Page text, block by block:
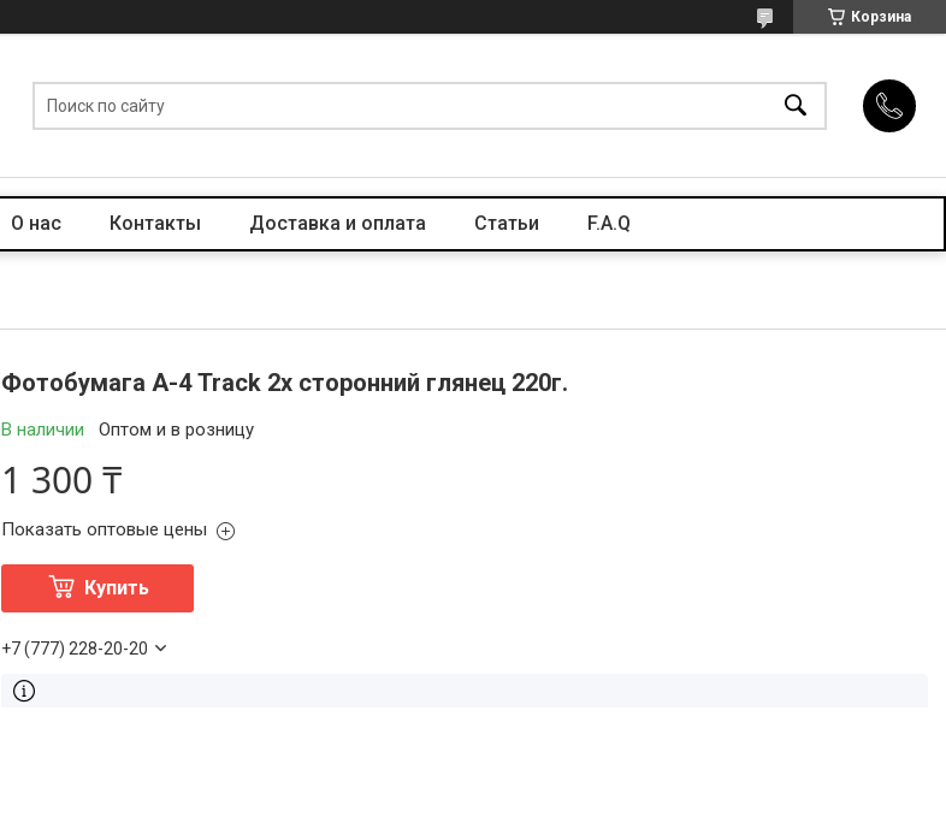
Корзина
О нас Контакты Доставка и оплата Статьи F.A.Q
Фотобумага А-4 Track 2х сторонний глянец 220г.
В наличии Оптом и в розницу
1 300 ₸
Показать оптовые цены
Купить
+7 (777) 228-20-20